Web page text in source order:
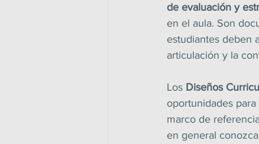
de evaluación y
en el aula. Son
estudiantes deben
articulación y la
Los Diseños
oportunidades
marco de
en general